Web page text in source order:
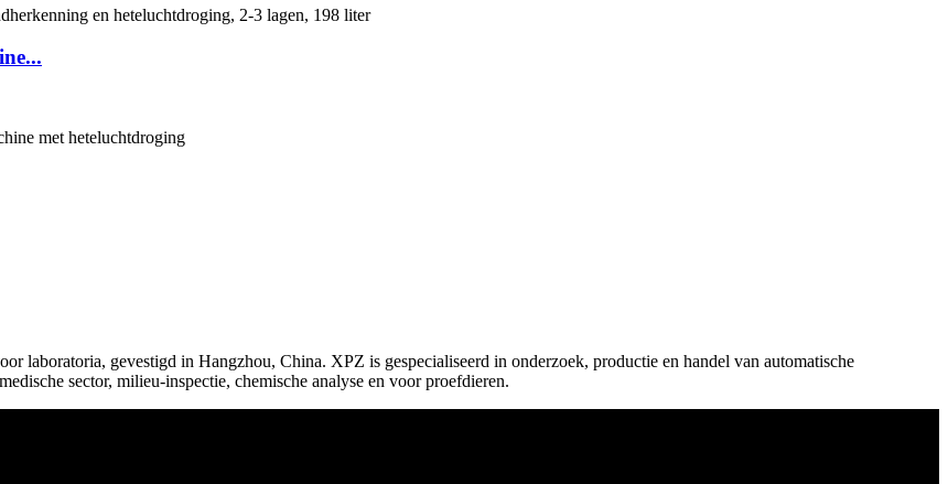
laboratoria, gevestigd in Hangzhou, China. XPZ is gespecialiseerd in onderzoek, productie en handel van automatische
sector, milieu-inspectie, chemische analyse en voor proefdieren.